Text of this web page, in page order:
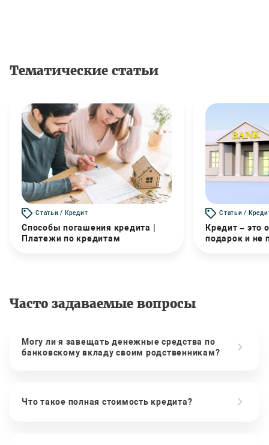
Тематические статьи
Статьи / Кредит
Способы погашения кредита |
Платежи по кредитам
Статьи /
Кредит – это
подарок и не
Часто задаваемые вопросы
Могу ли я завещать денежные средства по
банковскому вкладу своим родственникам?
Что такое полная стоимость кредита?